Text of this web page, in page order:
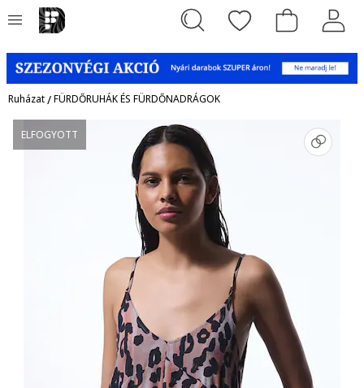
Ruházat/FÜRDŐRUHÁK ÉS FÜRDŐNADRÁGOK
ELFOGYOTT